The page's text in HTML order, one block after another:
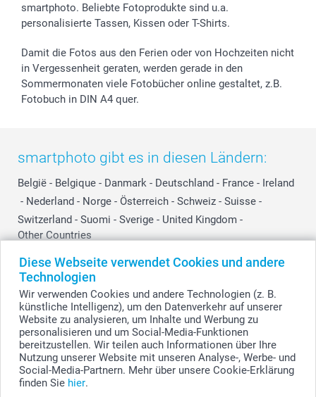
Diese Webseite verwendet Cookies und andere
Technologien
Wir verwenden Cookies und andere Technologien (z. B.
künstliche Intelligenz), um den Datenverkehr auf unserer
Website zu analysieren, um Inhalte und Werbung zu
personalisieren und um Social-Media-Funktionen
bereitzustellen. Wir teilen auch Informationen über Ihre
Nutzung unserer Website mit unseren Analyse-, Werbe- und
Social-Media-Partnern. Mehr über unsere Cookie-Erklärung
finden Sie hier.
smartgarantie
smartbonus
smartphoto. Beliebte Fotoprodukte sind u.a.
personalisierte Tassen, Kissen oder T-Shirts.
Damit die Fotos aus den Ferien oder von Hochzeiten nicht
in Vergessenheit geraten, werden gerade in den
Sommermonaten viele Fotobücher online gestaltet, z.B.
Fotobuch in DIN A4 quer.
smartphoto gibt es in diesen Ländern:
België - Belgique - Danmark - Deutschland - France - Ireland
- Nederland - Norge - Österreich - Schweiz - Suisse -
Switzerland - Suomi - Sverige - United Kingdom -
Other Countries
© smartphoto Group. Alle Rechte vorbehalten.
Alle Preise verstehen sich in Schweizer Franken (CHF) inkl. MwSt. und zzgl.
Versandkosten.